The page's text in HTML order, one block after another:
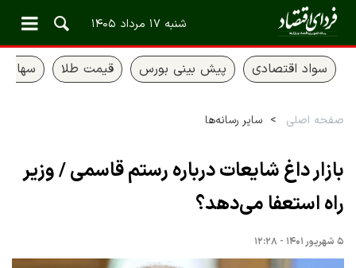
شنبه ۱۷ مرداد ۱۴۰۵
سواد اقتصادی پیش بینی بورس قیمت طلا سهام
صفحه اصلی سایر رسانه‌ها
بازار داغ شایعات درباره رستم قاسمی / وزیر
راه استعفا می‌دهد؟
۵ شهریور ۱۴۰۱ - ۱۲:۲۸